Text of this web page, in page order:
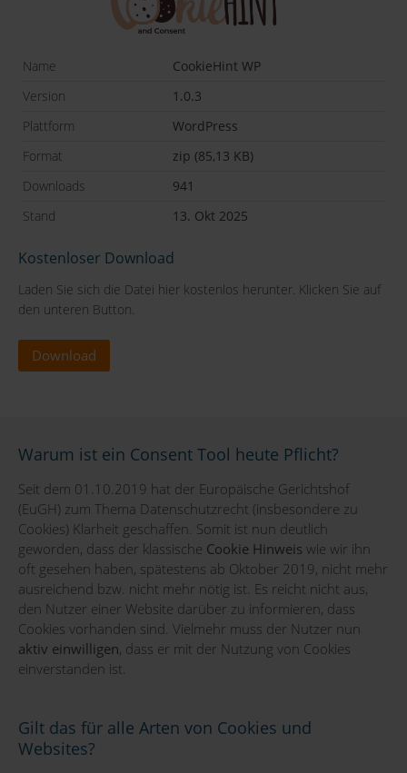
Name
CookieHint WP
Version
1.0.3
Plattform
WordPress
Format
zip (85,13 KB)
Downloads
941
Stand
13. Okt 2025
Kostenloser Download
Laden Sie sich die Datei hier kostenlos herunter. Klicken Sie auf
den unteren Button.
Download
Warum ist ein Consent Tool heute Pflicht?
Seit dem 01.10.2019 hat der Europäische Gerichtshof
(EuGH) zum Thema Datenschutzrecht (insbesondere zu
Cookies) Klarheit geschaffen. Somit ist nun deutlich
geworden, dass der klassische Cookie Hinweis wie wir ihn
oft gesehen haben, spätestens ab Oktober 2019, nicht mehr
ausreichend bzw. nicht mehr nötig ist. Es reicht nicht aus,
den Nutzer einer Website darüber zu informieren, dass
Cookies vorhanden sind. Vielmehr muss der Nutzer nun
aktiv einwilligen, dass er mit der Nutzung von Cookies
einverstanden ist.
Gilt das für alle Arten von Cookies und
Websites?